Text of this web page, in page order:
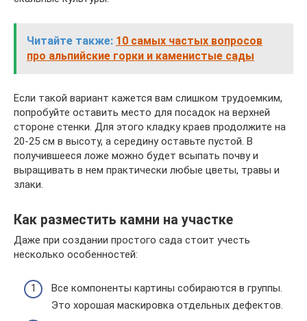
Читайте также: 10 самых частых вопросов
про альпийские горки и каменистые сады
Если такой вариант кажется вам слишком трудоемким,
попробуйте оставить место для посадок на верхней
стороне стенки. Для этого кладку краев продолжите на
20-25 см в высоту, а середину оставьте пустой. В
получившееся ложе можно будет всыпать почву и
выращивать в нем практически любые цветы, травы и
злаки.
Как разместить камни на участке
Даже при создании простого сада стоит учесть
несколько особенностей:
Все компоненты картины собираются в группы.
Это хорошая маскировка отдельных дефектов.